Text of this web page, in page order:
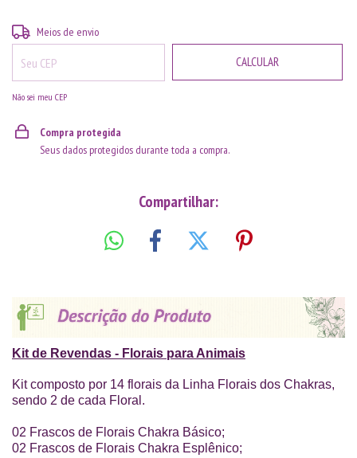
Entregas para o CEP:
Meios de envio
CALCULAR
Não sei meu CEP
Compra protegida
Seus dados protegidos durante toda a compra.
Compartilhar:
Kit de Revendas - Florais para Animais
Kit composto por 14 florais da Linha Florais dos Chakras,
sendo 2 de cada Floral.
02 Frascos de Florais Chakra Básico;
02 Frascos de Florais Chakra Esplênico;